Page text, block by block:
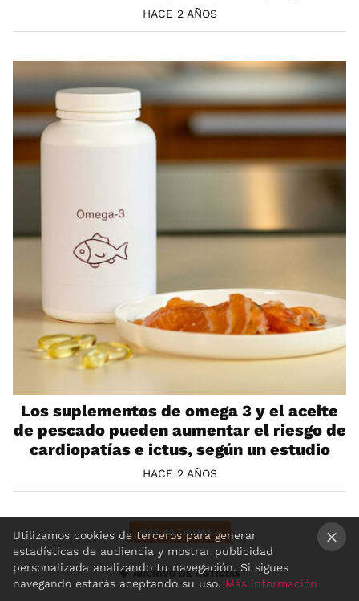
HACE 2 AÑOS
Los suplementos de omega 3 y el aceite
de pescado pueden aumentar el riesgo de
cardiopatías e ictus, según un estudio
HACE 2 AÑOS
MÁS ANTIGUAS »
ARCHIVO DE NOTICIAS
Utilizamos cookies de terceros para generar
estadísticas de audiencia y mostrar publicidad
personalizada analizando tu navegación. Si sigues
navegando estarás aceptando su uso. Más información